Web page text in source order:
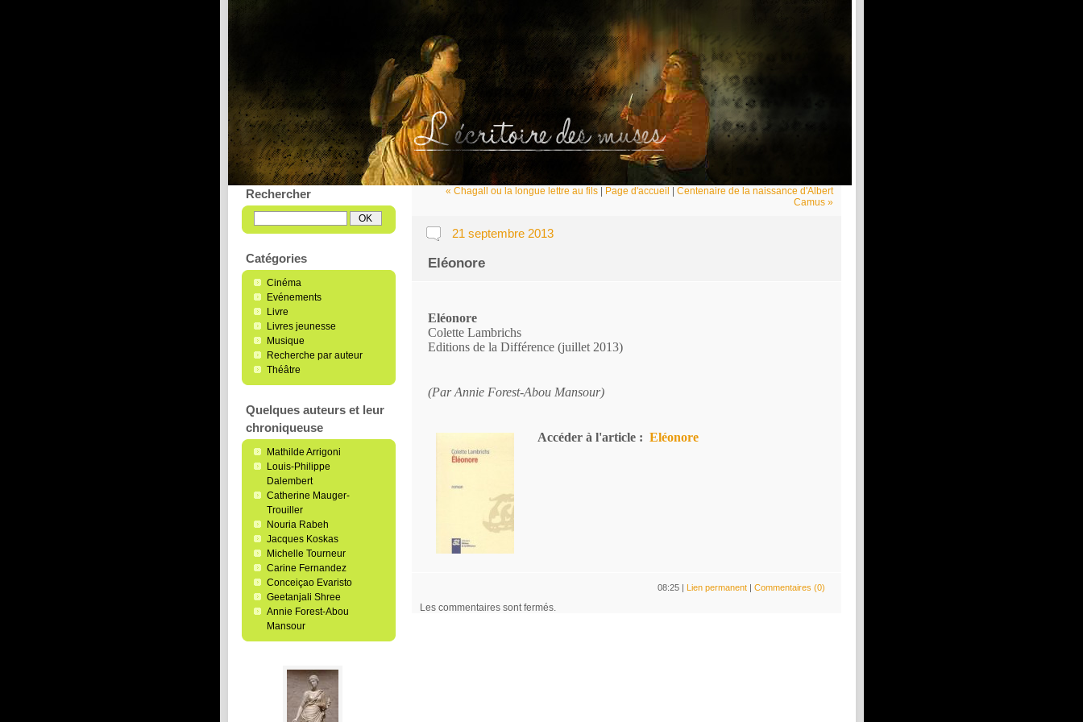
L'écritoire des muses
Magazine littéraire en ligne
Rechercher
Catégories
Cinéma
Evénements
Livre
Livres jeunesse
Musique
Recherche par auteur
Théâtre
Quelques auteurs et leur
chroniqueuse
Mathilde Arrigoni
Louis-Philippe
Dalembert
Catherine Mauger-
Trouiller
Nouria Rabeh
Jacques Koskas
Michelle Tourneur
Carine Fernandez
Conceiçao Evaristo
Geetanjali Shree
Annie Forest-Abou
Mansour
« Chagall ou la longue lettre au fils| Page d'accueil
Centenaire de la naissance d'Albert
Camus »
21 septembre 2013
Eléonore
Eléonore
Colette Lambrichs
Editions de la Différence (juillet 2013)
(Par Annie Forest-Abou Mansour)
Accéder à l'article : Eléonore
08:25 | Lien permanent| Commentaires (0)
Les commentaires sont fermés.